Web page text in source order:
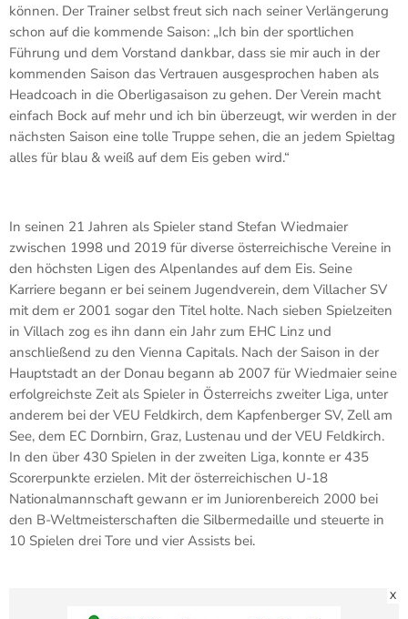
können. Der Trainer selbst freut sich nach seiner Verlängerung
schon auf die kommende Saison: „Ich bin der sportlichen
Führung und dem Vorstand dankbar, dass sie mir auch in der
kommenden Saison das Vertrauen ausgesprochen haben als
Headcoach in die Oberligasaison zu gehen. Der Verein macht
einfach Bock auf mehr und ich bin überzeugt, wir werden in der
nächsten Saison eine tolle Truppe sehen, die an jedem Spieltag
alles für blau & weiß auf dem Eis geben wird.“
In seinen 21 Jahren als Spieler stand Stefan Wiedmaier
zwischen 1998 und 2019 für diverse österreichische Vereine in
den höchsten Ligen des Alpenlandes auf dem Eis. Seine
Karriere begann er bei seinem Jugendverein, dem Villacher SV
mit dem er 2001 sogar den Titel holte. Nach sieben Spielzeiten
in Villach zog es ihn dann ein Jahr zum EHC Linz und
anschließend zu den Vienna Capitals. Nach der Saison in der
Hauptstadt an der Donau begann ab 2007 für Wiedmaier seine
erfolgreichste Zeit als Spieler in Österreichs zweiter Liga, unter
anderem bei der VEU Feldkirch, dem Kapfenberger SV, Zell am
See, dem EC Dornbirn, Graz, Lustenau und der VEU Feldkirch.
In den über 430 Spielen in der zweiten Liga, konnte er 435
Scorerpunkte erzielen. Mit der österreichischen U-18
Nationalmannschaft gewann er im Juniorenbereich 2000 bei
den B-Weltmeisterschaften die Silbermedaille und steuerte in
10 Spielen drei Tore und vier Assists bei.
X